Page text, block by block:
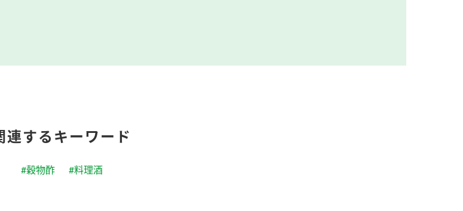
連するキーワード
#穀物酢 #料理酒